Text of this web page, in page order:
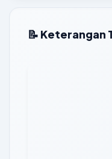
📝 Keterangan